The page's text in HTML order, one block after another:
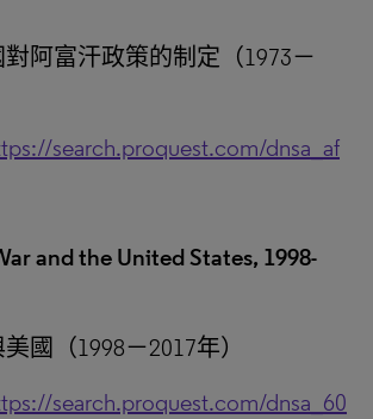
阿富汗政策的制定（1973－
search.proquest.com/dnsa_af
and the United States, 1998-
國（1998－2017年）
search.proquest.com/dnsa_60